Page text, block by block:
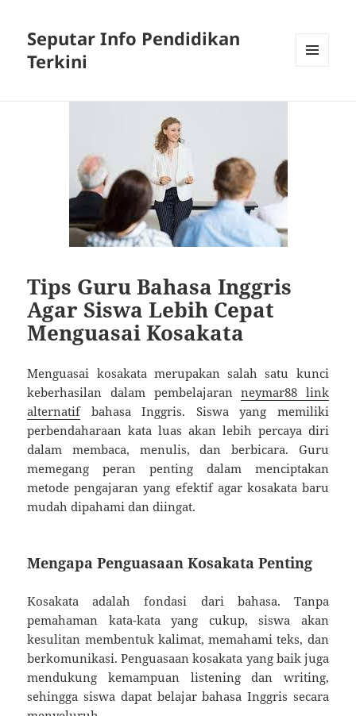
Seputar Info Pendidikan
Terkini
Tips Guru Bahasa Inggris
Agar Siswa Lebih Cepat
Menguasai Kosakata
Menguasai kosakata merupakan salah satu kunci
keberhasilan dalam pembelajaranneymar88 link
alternatifbahasa Inggris. Siswa yang memiliki
perbendaharaan kata luas akan lebih percaya diri
dalam membaca, menulis, dan berbicara. Guru
memegang peran penting dalam menciptakan
metode pengajaran yang efektif agar kosakata baru
mudah dipahami dan diingat.
Mengapa Penguasaan Kosakata Penting
Kosakata adalah fondasi dari bahasa. Tanpa
pemahaman kata-kata yang cukup, siswa akan
kesulitan membentuk kalimat, memahami teks, dan
berkomunikasi. Penguasaan kosakata yang baik juga
mendukung kemampuan listening dan writing,
sehingga siswa dapat belajar bahasa Inggris secara